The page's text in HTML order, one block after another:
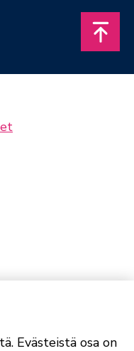
Evästeistä osa on